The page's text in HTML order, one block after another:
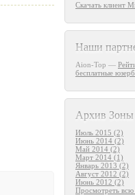
Скачать клиент
Наши
Aion-Top —
бесплатные
Архив Зоны
Июль 2015 (2)
Июнь 2014 (2)
Май 2014 (2)
Март 2014 (1)
Январь 2013 (2)
Август 2012 (2)
Июнь 2012 (2)
Просмотреть